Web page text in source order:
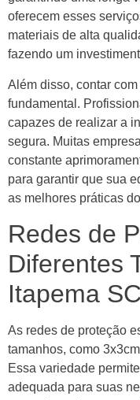
oferecem esses
materiais de alta
fazendo um
Além disso, contar
fundamental.
capazes de realizar a
segura. Muitas
constante
para garantir que sua
as melhores práticas
Redes de
Diferentes
Itapema SC
As redes de proteção
tamanhos, como
Essa variedade
adequada para suas